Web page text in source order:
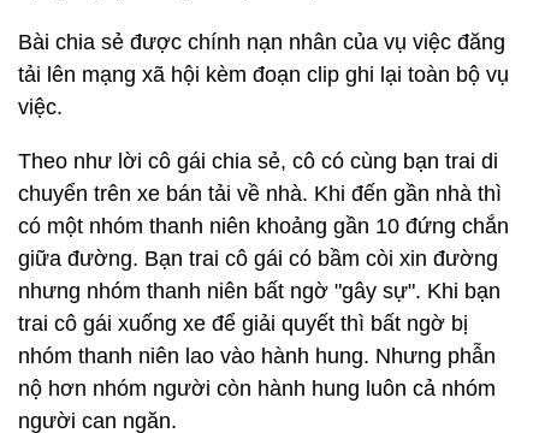
Bài chia sẻ được chính nạn nhân của vụ việc đăng
tải lên mạng xã hội kèm đoạn clip ghi lại toàn bộ vụ
việc.
Theo như lời cô gái chia sẻ, cô có cùng bạn trai di
chuyển trên xe bán tải về nhà. Khi đến gần nhà thì
có một nhóm thanh niên khoảng gần 10 đứng chắn
giữa đường. Bạn trai cô gái có bầm còi xin đường
nhưng nhóm thanh niên bất ngờ "gây sự". Khi bạn
trai cô gái xuống xe để giải quyết thì bất ngờ bị
nhóm thanh niên lao vào hành hung. Nhưng phẫn
nộ hơn nhóm người còn hành hung luôn cả nhóm
người can ngăn.